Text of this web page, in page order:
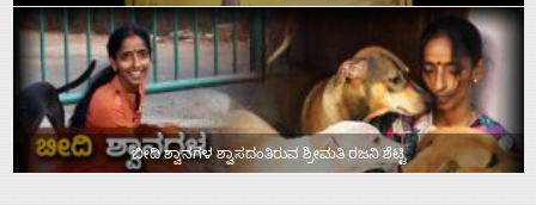
ಬೀದಿ ಶ್ವಾನಗಳ ಶ್ವಾಸದಂತಿರುವ ಶ್ರೀಮತಿ ರಜನಿ ಶೆಟ್ಟಿ